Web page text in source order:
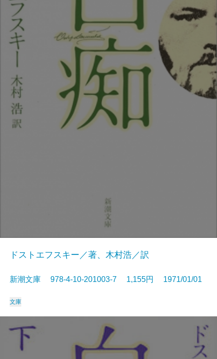
ドストエフスキー／著、木村浩／訳
新潮文庫 978-4-10-201003-7 1,155円 1971/01/01
文庫